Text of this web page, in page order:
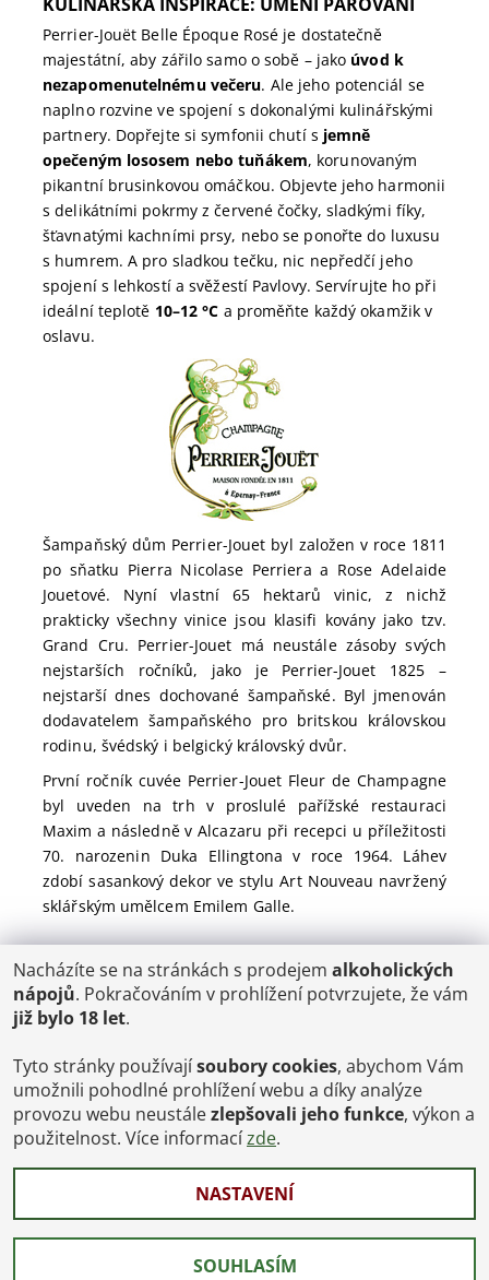
Perrier-Jouët Belle Époque Rosé je dostatečně
majestátní, aby zářilo samo o sobě – jako úvod k
nezapomenutelnému večeru. Ale jeho potenciál se
naplno rozvine ve spojení s dokonalými kulinářskými
partnery. Dopřejte si symfonii chutí s jemně
opečeným lososem nebo tuňákem, korunovaným
pikantní brusinkovou omáčkou. Objevte jeho harmonii
s delikátními pokrmy z červené čočky, sladkými fíky,
šťavnatými kachními prsy, nebo se ponořte do luxusu
s humrem. A pro sladkou tečku, nic nepředčí jeho
spojení s lehkostí a svěžestí Pavlovy. Servírujte ho při
ideální teplotě 10–12 °C a proměňte každý okamžik v
oslavu.
Šampaňský dům Perrier-Jouet byl založen v roce 1811
po sňatku Pierra Nicolase Perriera a Rose Adelaide
Jouetové. Nyní vlastní 65 hektarů vinic, z nichž
prakticky všechny vinice jsou klasifi kovány jako tzv.
Grand Cru. Perrier-Jouet má neustále zásoby svých
nejstarších ročníků, jako je Perrier-Jouet 1825 –
nejstarší dnes dochované šampaňské. Byl jmenován
dodavatelem šampaňského pro britskou královskou
rodinu, švédský i belgický královský dvůr.
První ročník cuvée Perrier-Jouet Fleur de Champagne
byl uveden na trh v proslulé pařížské restauraci
Maxim a následně v Alcazaru při recepci u příležitosti
70. narozenin Duka Ellingtona v roce 1964. Láhev
zdobí sasankový dekor ve stylu Art Nouveau navržený
sklářským umělcem Emilem Galle.
POŠTOVNÉ
ČR: od 95,-
SK: 350,-
€ = 24,00 CZK
Dopravy a Platby
Jsme internetový obchod, osobní odběr není možný.
2026 © Vinoteka-Praha.cz, všechna práva vyhrazena
Vytvořil Shoptet
Nacházíte se na stránkách s prodejem alkoholických
nápojů. Pokračováním v prohlížení potvrzujete, že vám
již bylo 18 let.
Tyto stránky používajísoubory cookies, abychom Vám
umožnili pohodlné prohlížení webu a díky analýze
provozu webu neustálezlepšovali jeho funkce, výkon a
použitelnost. Více informacízde.
NASTAVENÍ
SOUHLASÍM